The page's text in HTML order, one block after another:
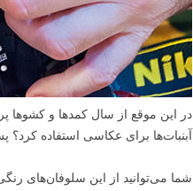
در این موقع از سال کمدها و کشوها
آبنبات‌ها برای عکاسی استفاده کرد؟
شما می‌توانید از این سلوفان‌های